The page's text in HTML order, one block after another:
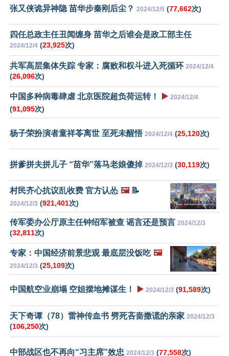
张又侠诡异神隐 苗华步秦刚后尘？ 2024/12/5 (77,662次)
四任总政主任丑闻缠身 苗华之后谁会是政工部主任
2024/12/4 (23,925次)
共军高层集体失踪 专家：腐败和权斗进入死循环 2024/12/4
(26,096次)
中国多种病毒肆虐 北京医院超负荷运转！ ▶️ 2024/12/4
(91,095次)
杨子荣扮演者童祥苓离世 至死未醒悟 2024/12/4 (25,120次)
拼爹拼夫拼儿子 “苗华”落马老娘傻掉 2024/12/3 (30,119次)
村民齐心抗议乱收费 官方认怂 🖼️📝
2024/12/3 (921,401次)
传军委办公厅原主任钟绍军被查 谣言还是预言 2024/12/3
(32,811次)
专家：中国经济前景悲观 最底层没饭吃 🖼️
2024/12/3 (25,109次)
中国航空业崩塌 空姐摆地摊谋生！ ▶️ 2024/12/3 (91,589次)
天下奇谭（78）雷神传血书 劈死吝啬撒谎的亲家 2024/12/3
(106,250次)
中部战区也不再向“习主席”效忠 2024/12/3 (77,558次)